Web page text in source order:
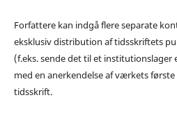
Forfattere kan indgå flere separate
eksklusiv distribution af tidsskriftets
(f.eks. sende det til et institutionslager
med en anerkendelse af værkets
tidsskrift.